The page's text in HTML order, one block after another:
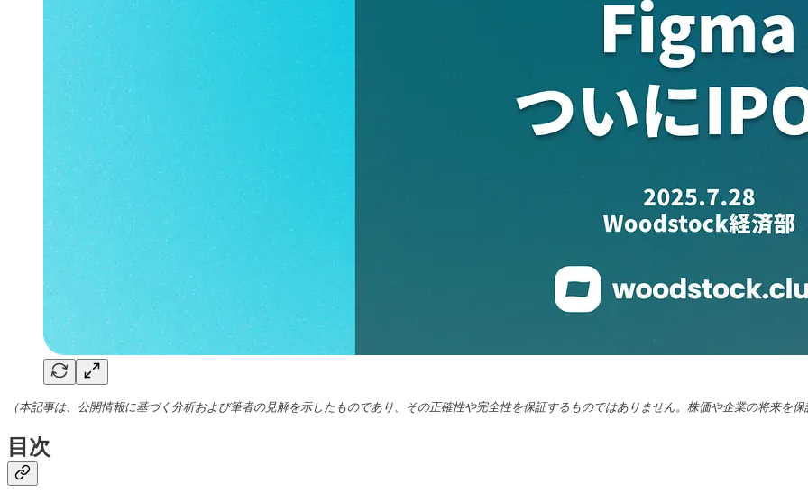
（本記事は、公開情報に基づく分析および筆者の見解を示したものであり、その正確性や完全性を保証するものではありません。株価や企業の将来
目次